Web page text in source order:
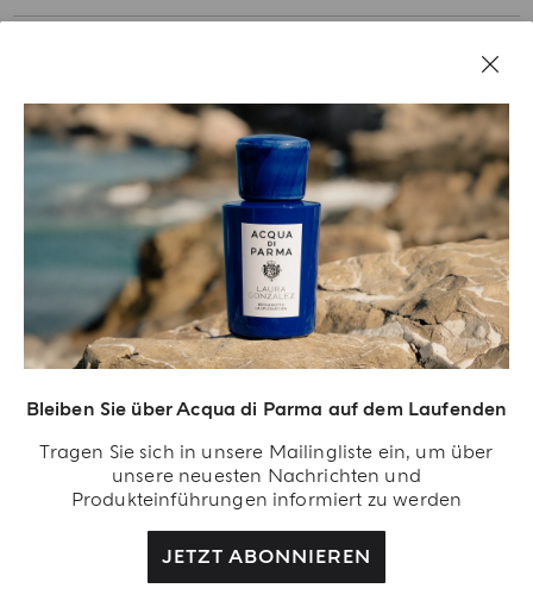
Bleiben Sie über Acqua di Parma auf dem Laufenden
Tragen Sie sich in unsere Mailingliste ein, um über
unsere neuesten Nachrichten und
Produkteinführungen informiert zu werden
JETZT ABONNIEREN
Acqua Di Parma S.r.l., mit einem Kapital von 420 000,00 € registriert im
Handelsregister von Mailand unter der Nummer IT04215670375 mit Sitz in Via
Giovanni Spadolini 7 Gebäude B 20141 Milano, Italien.